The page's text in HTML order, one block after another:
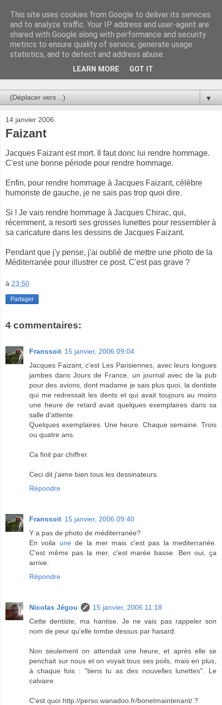
Au bistro !
La connerie étant le seul chemin susceptible de nous faire
entrevoir une parcelle de vérité, utilisons la par des moyens
de communication efficaces. Le temps qu'on remplisse nos
▼
14 janvier 2006
Faizant
Jacques Faizant est mort. Il faut donc lui rendre hommage.
C'est une bonne période pour rendre hommage.
Enfin, pour rendre hommage à Jacques Faizant, célèbre
humoriste de gauche, je ne sais pas trop quoi dire.
Si ! Je vais rendre hommage à Jacques Chirac, qui,
récemment, a resorti ses grosses lunettes pour ressembler à
sa caricature dans les dessins de Jacques Faizant.
Pendant que j'y pense, j'ai oublié de mettre une photo de la
Méditerranée pour illustrer ce post. C'est pas grave ?
à 23:50
Partager
4 commentaires:
Franssoit 15 janvier, 2006 09:04
Jacques Faizant, c'est Les Parisiennes, avec leurs longues
jambes dans Jours de France, un journal avec de la pub
pour des avions, dont madame je sais plus quoi, la dentiste
qui me redressait les dents et qui avait toujours au moins
une heure de retard avait quelques exemplaires dans sa
salle d'attente.
Quelques exemplaires. Une heure. Chaque semaine. Trois
ou quatre ans.
Ca finit par chiffrer.
Ceci dit j'aime bien tous les dessinateurs.
Répondre
Franssoit 15 janvier, 2006 09:40
Y a pas de photo de méditerranée?
En voila unede la mer mais c'est pas la mediterranée.
C'est même pas la mer, c'est marée basse. Ben oui, ça
arrive.
Répondre
Nicolas Jégou
15 janvier, 2006 11:18
Cette dentiste, ma hantise. Je ne vais pas rappeler son
nom de peur qu'elle tombe dessus par hasard.
Non seulement on attendait une heure, et après elle se
penchait sur nous et on voyait tous ses poils, mais en plus,
à chaque fois : "tiens tu as des nouvelles lunettes". Le
calvaire.
C'est quoi http://perso.wanadoo.fr/bonetmaintenant/ ?
This site uses cookies from Google to deliver its services
and to analyze traffic. Your IP address and user-agent are
shared with Google along with performance and security
metrics to ensure quality of service, generate usage
statistics, and to detect and address abuse.
LEARN MORE GOT IT